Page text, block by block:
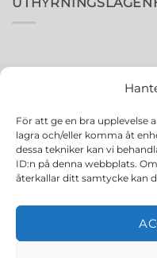
För att ge en bra upplevelse
lagra och/eller komma åt
dessa tekniker kan vi
ID:n på denna webbplats.
återkallar ditt samtycke kan